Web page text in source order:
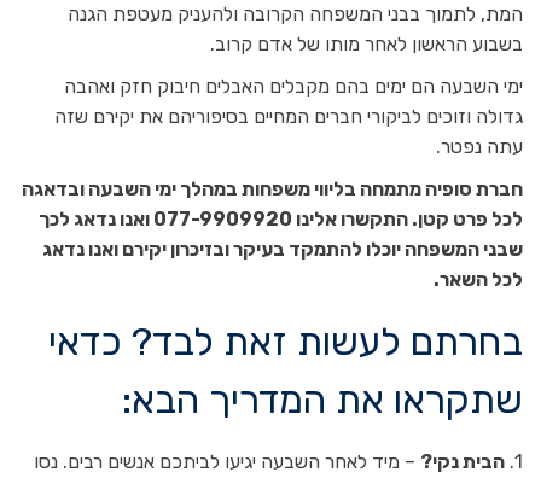
המת, לתמוך בבני המשפחה הקרובה ולהעניק מעטפת הגנה
בשבוע הראשון לאחר מותו של אדם קרוב.
ימי השבעה הם ימים בהם מקבלים האבלים חיבוק חזק ואהבה
גדולה וזוכים לביקורי חברים המחיים בסיפוריהם את יקירם שזה
עתה נפטר.
חברת סופיה מתמחה בליווי משפחות במהלך ימי השבעה ובדאגה
לכל פרט קטן. התקשרו אלינו 077-9909920 ואנו נדאג לכך
שבני המשפחה יוכלו להתמקד בעיקר ובזיכרון יקירם ואנו נדאג
לכל השאר.
בחרתם לעשות זאת לבד? כדאי
שתקראו את המדריך הבא:
1. הבית נקי? – מיד לאחר השבעה יגיעו לביתכם אנשים רבים. נסו